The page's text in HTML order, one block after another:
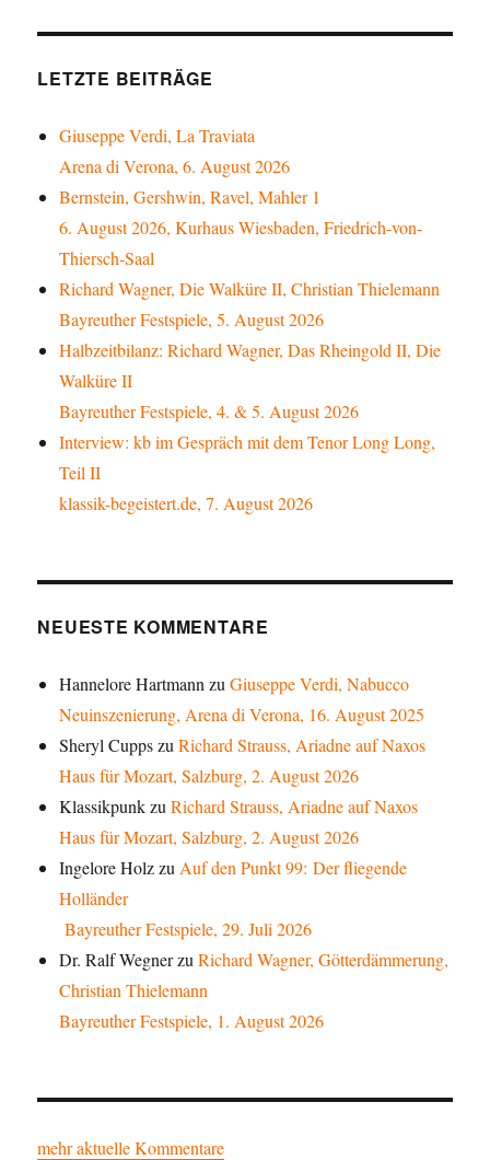
LETZTE BEITRÄGE
Giuseppe Verdi, La Traviata
Arena di Verona, 6. August 2026
Bernstein, Gershwin, Ravel, Mahler 1
6. August 2026, Kurhaus Wiesbaden, Friedrich-von-
Thiersch-Saal
Richard Wagner, Die Walküre II, Christian Thielemann
Bayreuther Festspiele, 5. August 2026
Halbzeitbilanz: Richard Wagner, Das Rheingold II, Die
Walküre II
Bayreuther Festspiele, 4. & 5. August 2026
Interview: kb im Gespräch mit dem Tenor Long Long,
Teil II
klassik-begeistert.de, 7. August 2026
NEUESTE KOMMENTARE
Hannelore Hartmann zuGiuseppe Verdi, Nabucco
Neuinszenierung, Arena di Verona, 16. August 2025
Sheryl CuppszuRichard Strauss, Ariadne auf Naxos
Haus für Mozart, Salzburg, 2. August 2026
KlassikpunkzuRichard Strauss, Ariadne auf Naxos
Haus für Mozart, Salzburg, 2. August 2026
Ingelore Holzzu Auf den Punkt 99: Der fliegende
Holländer
Bayreuther Festspiele, 29. Juli 2026
Dr. Ralf WegnerzuRichard Wagner, Götterdämmerung,
Christian Thielemann
Bayreuther Festspiele, 1. August 2026
mehr aktuelle Kommentare